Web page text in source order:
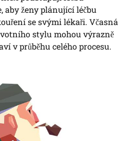
aby ženy plánující léčbu
se svými lékaři. Včasná
stylu mohou výrazně
v průběhu celého procesu.